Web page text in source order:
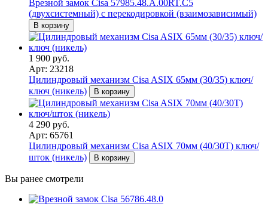
Врезной замок Cisa 57985.48.A.00RT.C5
(двухсистемный) с перекодировкой (взаимозависимый)
В корзину
1 900 руб.
Арт: 23218
Цилиндровый механизм Cisa ASIX 65мм (30/35) ключ/
ключ (никель)
В корзину
4 290 руб.
Арт: 65761
Цилиндровый механизм Cisa ASIX 70мм (40/30Т) ключ/
шток (никель)
В корзину
Вы ранее смотрели